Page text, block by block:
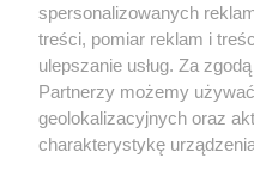
Wydawcą
FUNDACJA MEDIÓW
ul. Kopernika
e-mail:
spersonalizowanych
treści, pomiar reklam i
ulepszanie usług. Za
Partnerzy możemy
geolokalizacyjnych oraz
charakterystykę